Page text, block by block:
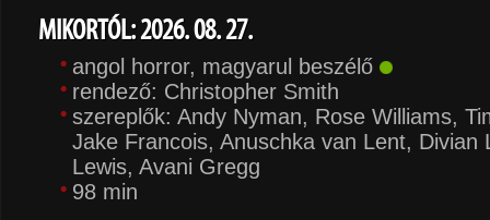
MIKORTÓL: 2026. 08. 27.
angol horror, magyarul beszélő
rendező: Christopher Smith
szereplők: Andy Nyman, Rose Williams,
Jake Francois, Anuschka van Lent, Divian
Lewis, Avani Gregg
98 min